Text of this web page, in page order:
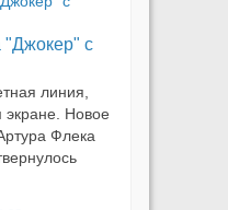
"Джокер" с
линия,
Новое
Флека